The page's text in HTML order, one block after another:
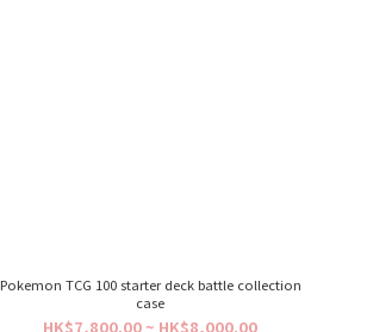
Pokemon TCG 100 starter deck battle collection
case
HK$7,800.00 ~ HK$8,000.00